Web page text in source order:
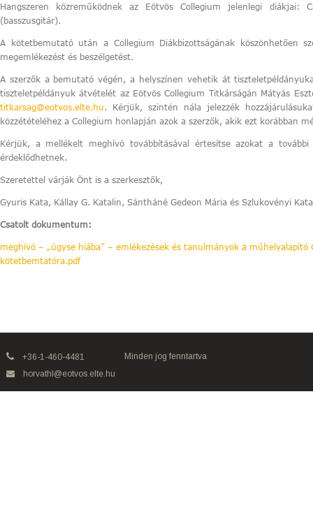
Hangszeren közreműködnek az Eötvös Collegium jelenlegi diákjai:
(basszusgitár).
A kötetbemutató után a Collegium Diákbizottságának köszönhetően
megemlékezést és beszélgetést.
A szerzők a bemutató végén, a helyszínen vehetik át
tiszteletpéldányuk átvételét az Eötvös Collegium Titkárságán Mátyás
titkarsag@eotvos.elte.hu. Kérjük, szintén nála jelezzék
közzétételéhez a Collegium honlapján azok a szerzők, akik ezt korábban
Kérjük, a mellékelt meghívó továbbításával értesítse azokat a
érdeklődhetnek.
Szeretettel várják Önt is a szerkesztők,
Gyuris Kata, Kállay G. Katalin, Sántháné Gedeon Mária és Szlukovényi
Csatolt dokumentum:
meghívó – „úgyse hiába” – emlékezések és tanulmányok a
kötetbemtatóra.pdf
+36-1-460-4481
horvathl@eotvos.elte.hu
Minden jog fenntartva